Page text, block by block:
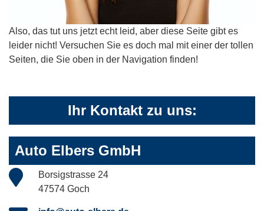
Also, das tut uns jetzt echt leid, aber diese Seite gibt es
leider nicht! Versuchen Sie es doch mal mit einer der tollen
Seiten, die Sie oben in der Navigation finden!
Ihr Kontakt zu uns:
Auto Elbers GmbH
Borsigstrasse 24
47574 Goch